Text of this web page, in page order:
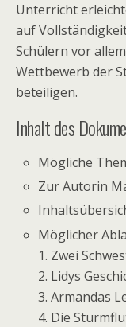
Unterricht
auf
Schülern vor
Wettbewerb der
beteiligen.
Inhalt des
Mögliche
Zur Autorin
Möglicher
1. Zwei
2. Lidys
3. Armandas
4. Die